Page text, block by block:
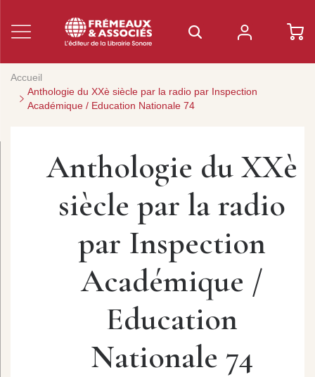
Accueil
Anthologie du XXè siècle par la radio par Inspection
Académique / Education Nationale 74
Anthologie du XXè
siècle par la radio
par Inspection
Académique /
Education
Nationale 74